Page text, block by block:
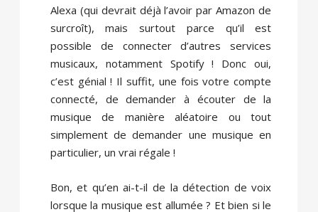
Alexa (qui devrait déjà l’avoir par Amazon de
surcroît), mais surtout parce qu’il est
possible de connecter d’autres services
musicaux, notamment Spotify ! Donc oui,
c’est génial ! Il suffit, une fois votre compte
connecté, de demander à écouter de la
musique de manière aléatoire ou tout
simplement de demander une musique en
particulier, un vrai régale !
Bon, et qu’en ai-t-il de la détection de voix
lorsque la musique est allumée ? Et bien si le